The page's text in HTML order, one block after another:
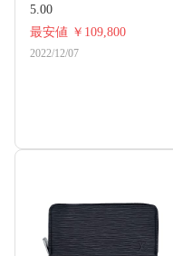
5.00
最安値 ￥109,800
2022/12/07